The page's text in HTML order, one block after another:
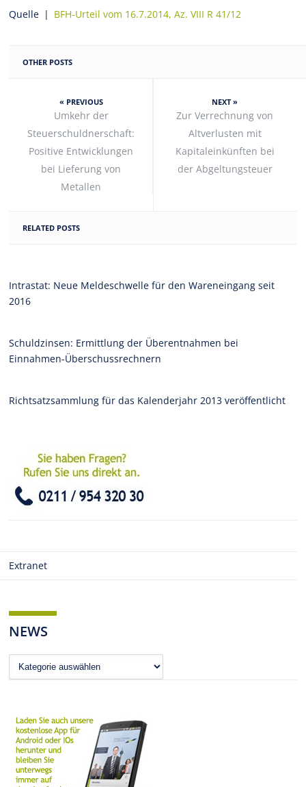
Quelle | BFH-Urteil vom 16.7.2014, Az. VIII R 41/12
OTHER POSTS
« PREVIOUS
Umkehr der
Steuerschuldnerschaft:
Positive Entwicklungen
bei Lieferung von
Metallen
NEXT »
Zur Verrechnung von
Altverlusten mit
Kapitaleinkünften bei
der Abgeltungsteuer
RELATED POSTS
Intrastat: Neue Meldeschwelle für den Wareneingang seit
2016
Schuldzinsen: Ermittlung der Überentnahmen bei
Einnahmen-Überschussrechnern
Richtsatzsammlung für das Kalenderjahr 2013 veröffentlicht
Extranet
NEWS
News